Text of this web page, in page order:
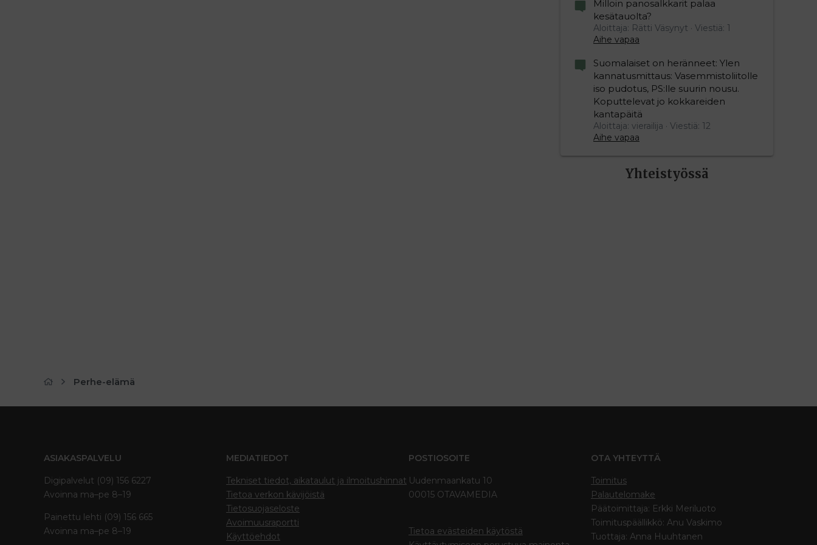
Milloin panosalkkarit palaa
kesätauolta?
Aloittaja: Rätti Väsynyt
Viestiä: 1
Aihe vapaa
Suomalaiset on heränneet: Ylen
kannatusmittaus: Vasemmistoliitolle
iso pudotus, PS:lle suurin nousu.
Koputtelevat jo kokkareiden
kantapäitä
Aloittaja: vierailija
Viestiä: 12
Aihe vapaa
Yhteistyössä
Perhe-elämä
ASIAKASPALVELU
Digipalvelut (09) 156 6227
Avoinna ma–pe 8–19
Painettu lehti (09) 156 665
Avoinna ma–pe 8–19
MEDIATIEDOT
Tekniset tiedot, aikataulut ja ilmoitushinnat
Tietoa verkon kävijöistä
Tietosuojaseloste
Avoimuusraportti
Käyttöehdot
POSTIOSOITE
Uudenmaankatu 10
00015 OTAVAMEDIA
Tietoa evästeiden käytöstä
OTA YHTEYTTÄ
Toimitus
Palautelomake
Päätoimittaja: Erkki Meriluoto
Toimituspäällikkö: Anu Vaskimo
Tuottaja: Anna Huuhtanen